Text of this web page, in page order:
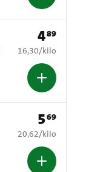
Prijs: € 4,89
489
€ 16,30 per kilo
16,30/kilo
Prijs: € 5,69
569
€ 20,62 per kilo
20,62/kilo